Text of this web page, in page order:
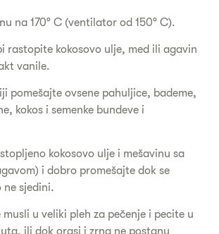
na 170° C (ventilator od 150° C).
rastopite kokosovo ulje, med ili agavin
vanile.
pomešajte ovsene pahuljice, bademe,
kokos i semenke bundeve i
kokosovo ulje i mešavinu sa
i dobro promešajte dok se
ne sjedini.
musli u veliki pleh za pečenje i pecite u
ili dok orasi i zrna ne postanu